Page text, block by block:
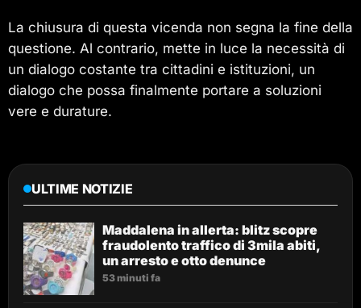
La chiusura di questa vicenda non segna la fine della
questione. Al contrario, mette in luce la necessità di
un dialogo costante tra cittadini e istituzioni, un
dialogo che possa finalmente portare a soluzioni
vere e durature.
ULTIME NOTIZIE
Maddalena in allerta: blitz scopre
fraudolento traffico di 3mila abiti,
un arresto e otto denunce
53 minuti fa